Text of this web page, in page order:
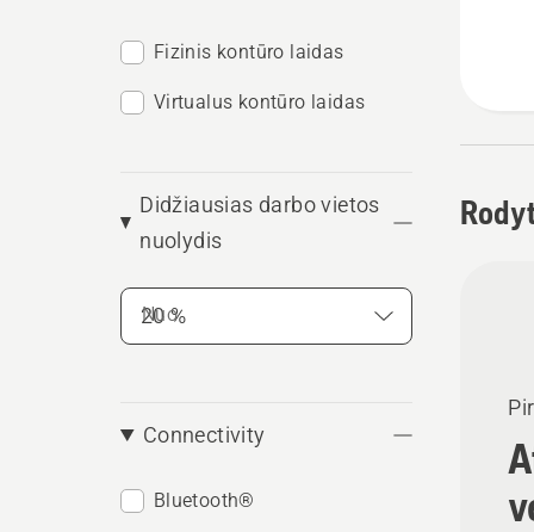
Fizinis kontūro laidas
Virtualus kontūro laidas
Didžiausias darbo vietos
nuolydis
Nuo
Connectivity
Bluetooth®